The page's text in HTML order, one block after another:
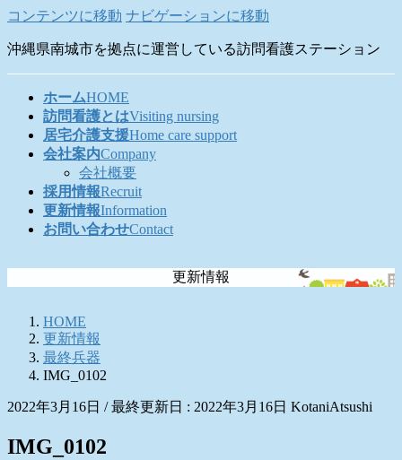
コンテンツに移動 ナビゲーションに移動
沖縄県南城市を拠点に運営している訪問看護ステーション
ホームHOME
訪問看護とはVisiting nursing
居宅介護支援Home care support
会社案内Company
会社概要
採用情報Recruit
更新情報Information
お問い合わせContact
更新情報
HOME
更新情報
最終兵器
IMG_0102
2022年3月16日 / 最終更新日 : 2022年3月16日 KotaniAtsushi
IMG_0102